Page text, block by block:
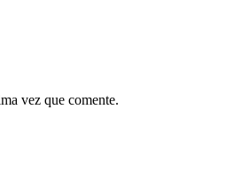
vez que comente.